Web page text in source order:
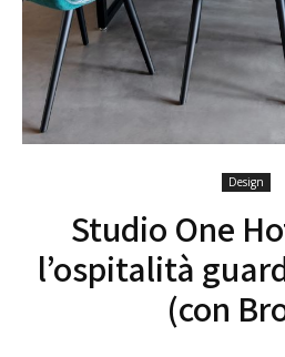
Design
Studio One
l’ospitalità
(con